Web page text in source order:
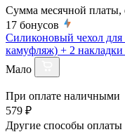
Сумма месячной платы,
17 бонусов
Силиконовый чехол для
камуфляж) + 2 накладки
Мало
При оплате наличными
579 ₽
Другие способы оплаты